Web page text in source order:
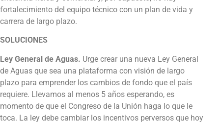
fortalecimiento del equipo técnico con un plan de vida y
carrera de largo plazo.
SOLUCIONES
Ley General de Aguas. Urge crear una nueva Ley General
de Aguas que sea una plataforma con visión de largo
plazo para emprender los cambios de fondo que el país
requiere. Llevamos al menos 5 años esperando, es
momento de que el Congreso de la Unión haga lo que le
toca. La ley debe cambiar los incentivos perversos que hoy